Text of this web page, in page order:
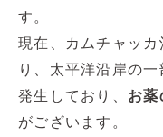
す。
現在、カムチャッ
り、太平洋沿岸の
発生しており、 お
がございます。